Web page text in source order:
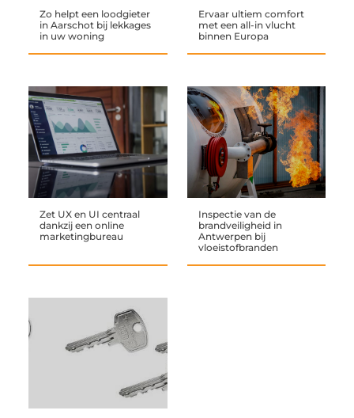
Zo helpt een loodgieter
in Aarschot bij lekkages
in uw woning
Ervaar ultiem comfort
met een all-in vlucht
binnen Europa
Zet UX en UI centraal
dankzij een online
marketingbureau
Inspectie van de
brandveiligheid in
Antwerpen bij
vloeistofbranden